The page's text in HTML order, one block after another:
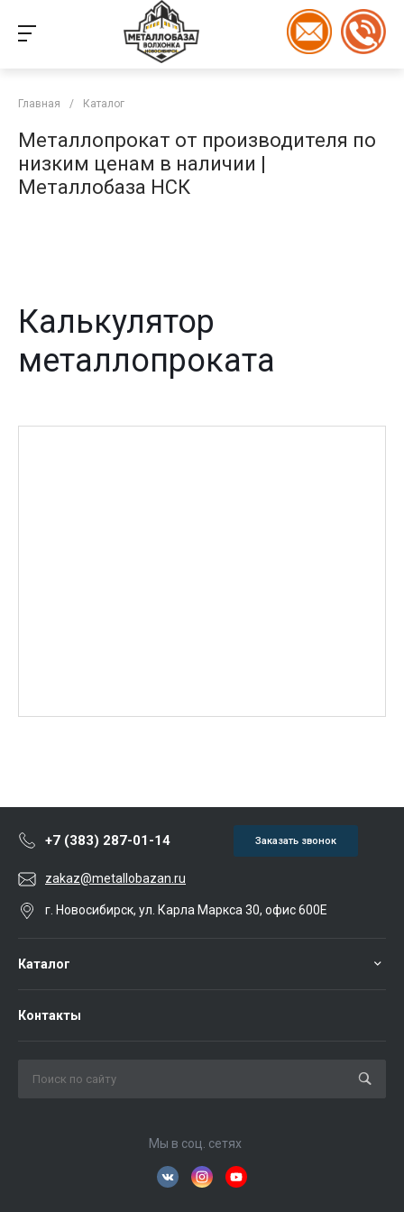
Главная / Каталог
Металлопрокат от производителя по
низким ценам в наличии |
Металлобаза НСК
Калькулятор
металлопроката
+7 (383) 287-01-14 Заказать звонок
zakaz@metallobazan.ru
г. Новосибирск, ул. Карла Маркса 30, офис 600Е
Каталог
Контакты
Мы в соц. сетях